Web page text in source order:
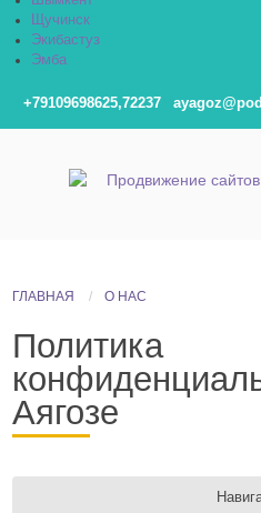
Щучинск
Экибастуз
Эмба
+79109698625,72237
ГЛАВНАЯ О НАС
Политика
Аягозе